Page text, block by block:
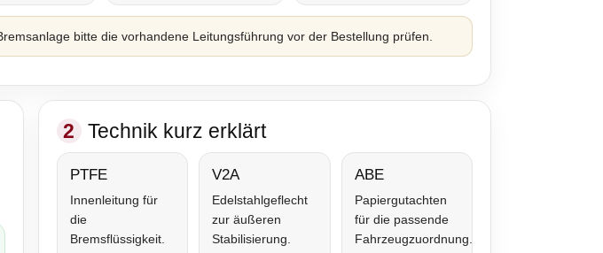
bitte die vorhandene Leitungsführung vor der Bestellung prüfen.
2 Technik kurz erklärt
PTFE
Innenleitung für
die
Bremsflüssigkeit.
V2A
Edelstahlgeflecht
zur äußeren
Stabilisierung.
ABE
Papiergutachten
für die passende
Fahrzeugzuordnung.